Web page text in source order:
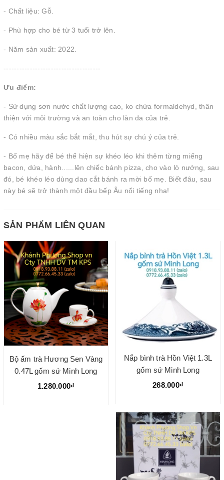
- Chất liệu: Gỗ.
- Phù hợp cho bé từ 3 tuổi trở lên.
- Năm sản xuất: 2022.
-------------------------------------
Ưu điểm:
- Sử dụng sơn nước chất lượng cao, ko chứa formaldehyd, thân
thiện với môi trường và an toàn cho làn da của trẻ.
- Có nhiều màu sắc bắt mắt, thu hút sự chú ý của trẻ.
- Bố mẹ hãy để bé thể hiện sự khéo léo khi thêm từng miếng
bacon, dứa, hành......lên chiếc bánh pizza, cho vào lò nướng, sau
đó, bé khéo léo dùng dao cắt bánh ra mời bố mẹ. Biết đâu, sau
này bé sẽ trở thành một đầu bếp Âu nổi tiếng nha!
SẢN PHẨM LIÊN QUAN
Bộ ấm trà Hương Sen Vàng
0.47L gốm sứ Minh Long
1.280.000₫
Nắp bình trà Hồn Việt 1.3L
gốm sứ Minh Long
268.000₫